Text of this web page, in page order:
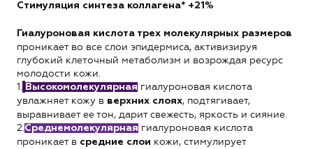
Стимуляция синтеза коллагена* +21%
Гиалуроновая кислота трех молекулярных размеров
проникает во все слои эпидермиса, активизируя
глубокий клеточный метаболизм и возрождая ресурс
молодости кожи.
1. Высокомолекулярная гиалуроновая кислота
увлажняет кожу в верхних слоях, подтягивает,
выравнивает ее тон, дарит свежесть, яркость и сияние.
2.Среднемолекулярная гиалуроновая кислота
проникает в средние слои кожи, стимулирует